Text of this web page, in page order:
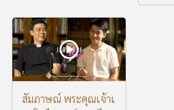
สัมภาษณ์ พระคุณเจ้าเ